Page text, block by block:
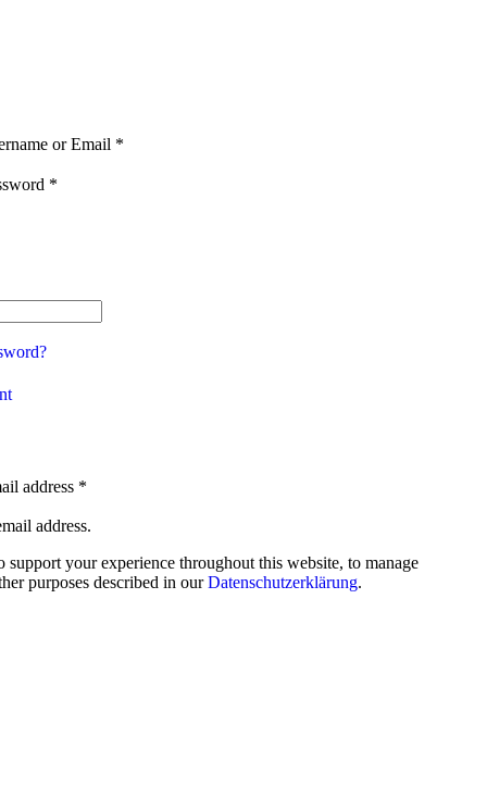
or Email *
*
address *
address.
support your experience throughout this website, to manage
purposes described in ourDatenschutzerklärung.